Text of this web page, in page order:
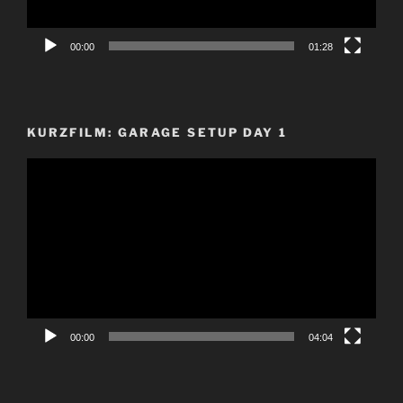
00:00 01:28
KURZFILM: GARAGE SETUP DAY 1
00:00 04:04